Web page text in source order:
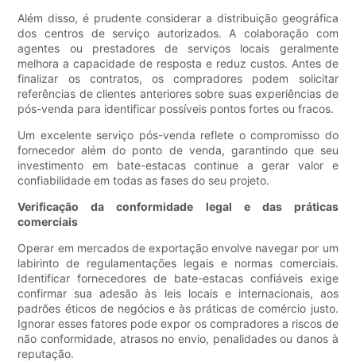
Além disso, é prudente considerar a distribuição geográfica
dos centros de serviço autorizados. A colaboração com
agentes ou prestadores de serviços locais geralmente
melhora a capacidade de resposta e reduz custos. Antes de
finalizar os contratos, os compradores podem solicitar
referências de clientes anteriores sobre suas experiências de
pós-venda para identificar possíveis pontos fortes ou fracos.
Um excelente serviço pós-venda reflete o compromisso do
fornecedor além do ponto de venda, garantindo que seu
investimento em bate-estacas continue a gerar valor e
confiabilidade em todas as fases do seu projeto.
Verificação da conformidade legal e das práticas
comerciais
Operar em mercados de exportação envolve navegar por um
labirinto de regulamentações legais e normas comerciais.
Identificar fornecedores de bate-estacas confiáveis ​​exige
confirmar sua adesão às leis locais e internacionais, aos
padrões éticos de negócios e às práticas de comércio justo.
Ignorar esses fatores pode expor os compradores a riscos de
não conformidade, atrasos no envio, penalidades ou danos à
reputação.